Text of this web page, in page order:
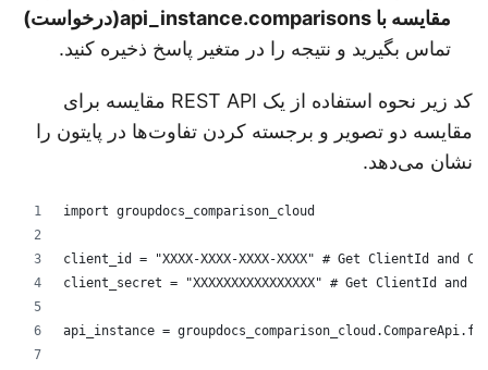
مقایسه با api_instance.comparisons(درخواست)
تماس بگیرید و نتیجه را در متغیر پاسخ ذخیره کنید.
کد زیر نحوه استفاده از یک REST API مقایسه برای
مقایسه دو تصویر و برجسته کردن تفاوت‌ها در پایتون را
نشان می‌دهد.
import groupdocs_comparison_cloud
client_id = "XXXX-XXXX-XXXX-XXXX" # Get ClientId
client_secret = "XXXXXXXXXXXXXXXX" # Get ClientId
api_instance =